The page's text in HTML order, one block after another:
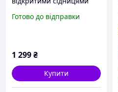
Slip Open Luke black 034
Готово до відправки
1 299₴
Купити